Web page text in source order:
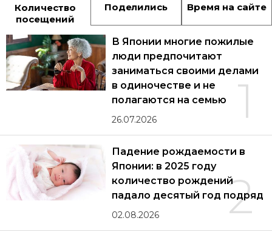
Количество
посещений
Поделились Время на сайте
1
В Японии многие пожилые
люди предпочитают
заниматься своими делами
в одиночестве и не
полагаются на семью
26.07.2026
2
Падение рождаемости в
Японии: в 2025 году
количество рождений
падало десятый год подряд
02.08.2026